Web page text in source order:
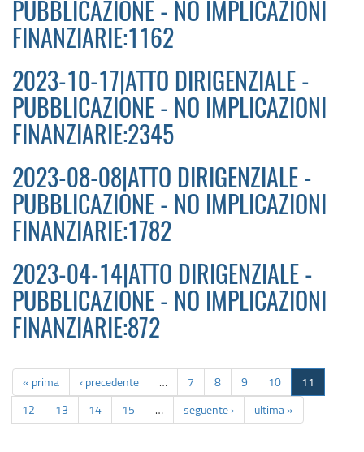
PUBBLICAZIONE - NO IMPLICAZIONI
FINANZIARIE:1162
2023-10-17|ATTO DIRIGENZIALE -
PUBBLICAZIONE - NO IMPLICAZIONI
FINANZIARIE:2345
2023-08-08|ATTO DIRIGENZIALE -
PUBBLICAZIONE - NO IMPLICAZIONI
FINANZIARIE:1782
2023-04-14|ATTO DIRIGENZIALE -
PUBBLICAZIONE - NO IMPLICAZIONI
FINANZIARIE:872
« prima ‹ precedente … 7 8 9 10
11
12
13 14 15 … seguente › ultima »